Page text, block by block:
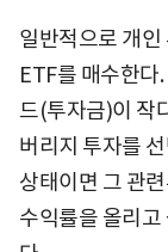
일반적으로 개인
ETF를 매수한다
드(투자금)이 작
버리지 투자를
상태이면 그 관
수익률을 올리